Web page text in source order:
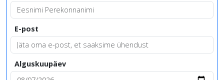
E-post
Alguskuupäev